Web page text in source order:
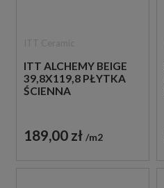
ITT ALCHEMY BEIGE
39,8X119,8 PŁYTKA
ŚCIENNA
189,00 zł m2